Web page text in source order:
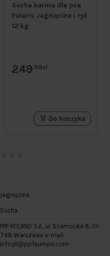
Sucha karma dla psa
Polaris Jagnięcina i ryż
12 kg
249 99zł
Do koszyka
jagnięcina
Sucha
PPF POLAND S.A., ul. Szamocka 8, 01-
748 Warszawa e-mail:
info.pl@ppfeurope.com